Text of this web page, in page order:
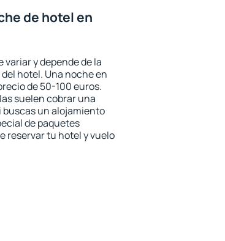
de hotel en
variar y depende de la
hotel. Una noche en
de 50-100 euros.
suelen cobrar una
buscas un alojamiento
de paquetes
reservar tu hotel y vuelo